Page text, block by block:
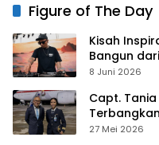
Figure of The Day
Kisah
Bangun
hingga
8 Juni 2026
Capt.
Prancis
27 Mei 2026